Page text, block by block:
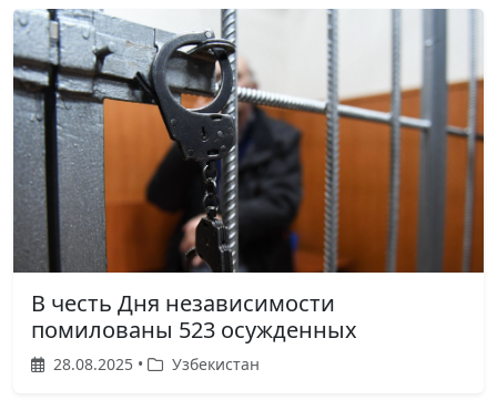
В честь Дня независимости
помилованы 523 осужденных
28.08.2025 • Узбекистан